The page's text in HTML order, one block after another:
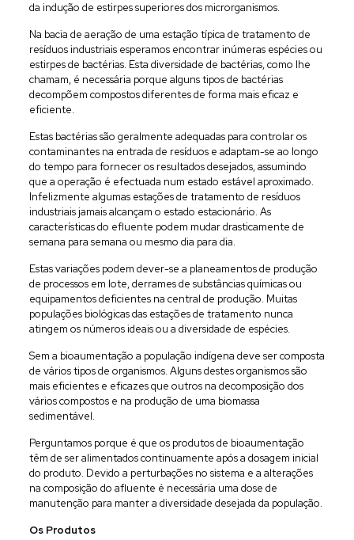
da indução de estirpes superiores dos microrganismos.
Na bacia de aeração de uma estação típica de tratamento de
resíduos industriais esperamos encontrar inúmeras espécies ou
estirpes de bactérias. Esta diversidade de bactérias, como lhe
chamam, é necessária porque alguns tipos de bactérias
decompõem compostos diferentes de forma mais eficaz e
eficiente.
Estas bactérias são geralmente adequadas para controlar os
contaminantes na entrada de resíduos e adaptam-se ao longo
do tempo para fornecer os resultados desejados, assumindo
que a operação é efectuada num estado estável aproximado.
Infelizmente algumas estações de tratamento de resíduos
industriais jamais alcançam o estado estacionário. As
características do efluente podem mudar drasticamente de
semana para semana ou mesmo dia para dia.
Estas variações podem dever-se a planeamentos de produção
de processos em lote, derrames de substâncias químicas ou
equipamentos deficientes na central de produção. Muitas
populações biológicas das estações de tratamento nunca
atingem os números ideais ou a diversidade de espécies.
Sem a bioaumentação a população indígena deve ser composta
de vários tipos de organismos. Alguns destes organismos são
mais eficientes e eficazes que outros na decomposição dos
vários compostos e na produção de uma biomassa
sedimentável.
Perguntamos porque é que os produtos de bioaumentação
têm de ser alimentados continuamente após a dosagem inicial
do produto. Devido a perturbações no sistema e a alterações
na composição do afluente é necessária uma dose de
manutenção para manter a diversidade desejada da população.
Os Produtos